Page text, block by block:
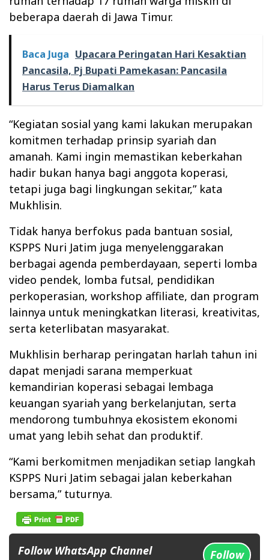
beberapa daerah di Jawa Timur.
Baca Juga Upacara Peringatan Hari Kesaktian
Pancasila, Pj Bupati Pamekasan: Pancasila
Harus Terus Diamalkan
“Kegiatan sosial yang kami lakukan merupakan
komitmen terhadap prinsip syariah dan
amanah. Kami ingin memastikan keberkahan
hadir bukan hanya bagi anggota koperasi,
tetapi juga bagi lingkungan sekitar,” kata
Mukhlisin.
Tidak hanya berfokus pada bantuan sosial,
KSPPS Nuri Jatim juga menyelenggarakan
berbagai agenda pemberdayaan, seperti lomba
video pendek, lomba futsal, pendidikan
perkoperasian, workshop affiliate, dan program
lainnya untuk meningkatkan literasi, kreativitas,
serta keterlibatan masyarakat.
Mukhlisin berharap peringatan harlah tahun ini
dapat menjadi sarana memperkuat
kemandirian koperasi sebagai lembaga
keuangan syariah yang berkelanjutan, serta
mendorong tumbuhnya ekosistem ekonomi
umat yang lebih sehat dan produktif.
“Kami berkomitmen menjadikan setiap langkah
KSPPS Nuri Jatim sebagai jalan keberkahan
bersama,” tuturnya.
Follow WhatsApp Channel
Follow